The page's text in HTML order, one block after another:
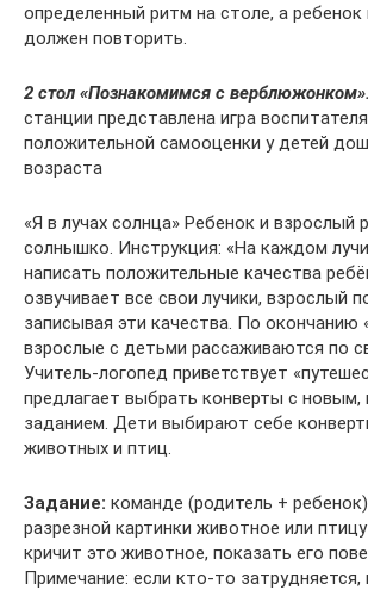
определенный ритм на столе, а ребенок
должен повторить.
2 стол «Познакомимся с верблюжонком».
станции представлена игра
положительной самооценки у детей
возраста
«Я в лучах солнца» Ребенок и взрослый
солнышко. Инструкция: «На каждом
написать положительные качества
озвучивает все свои лучики, взрослый
записывая эти качества. По окончанию
взрослые с детьми рассаживаются по
Учитель-логопед приветствует
предлагает выбрать конверты с новым,
заданием. Дети выбирают себе
животных и птиц.
Задание: команде (родитель +
разрезной картинки животное или
кричит это животное, показать его
Примечание: если кто-то затрудняется,